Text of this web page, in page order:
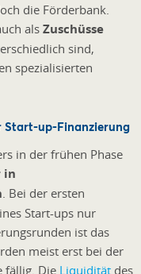
die Förderbank.
als Zuschüsse
sind,
spezialisierten
Start-up-Finanzierung
in der frühen Phase
in
. Bei der ersten
Start-ups nur
ist das
meist erst bei der
fällig. Die Liquidität des